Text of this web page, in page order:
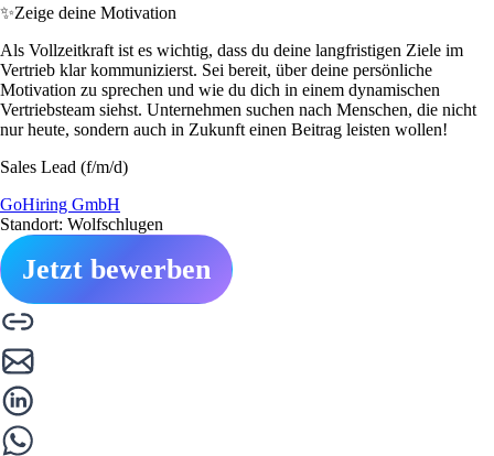
✨Zeige deine Motivation
Als Vollzeitkraft ist es wichtig, dass du deine langfristigen Ziele im
Vertrieb klar kommunizierst. Sei bereit, über deine persönliche
Motivation zu sprechen und wie du dich in einem dynamischen
Vertriebsteam siehst. Unternehmen suchen nach Menschen, die nicht
nur heute, sondern auch in Zukunft einen Beitrag leisten wollen!
Sales Lead (f/m/d)
GoHiring GmbH
Standort: Wolfschlugen
Jetzt bewerben